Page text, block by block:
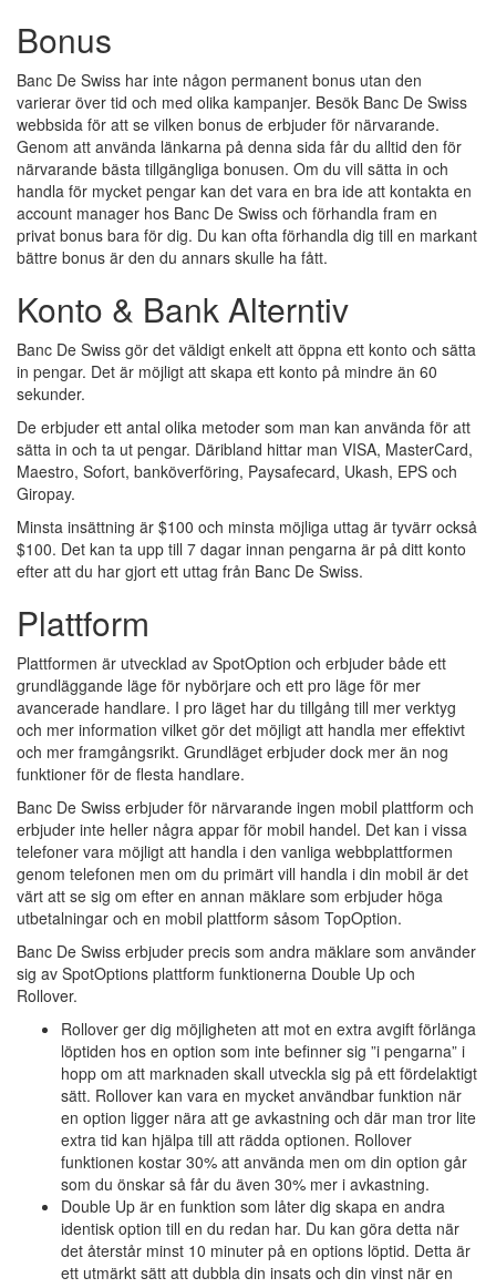
Bonus
Banc De Swiss har inte någon permanent bonus utan den
varierar över tid och med olika kampanjer. Besök Banc De Swiss
webbsida för att se vilken bonus de erbjuder för närvarande.
Genom att använda länkarna på denna sida får du alltid den för
närvarande bästa tillgängliga bonusen. Om du vill sätta in och
handla för mycket pengar kan det vara en bra ide att kontakta en
account manager hos Banc De Swiss och förhandla fram en
privat bonus bara för dig. Du kan ofta förhandla dig till en markant
bättre bonus är den du annars skulle ha fått.
Konto & Bank Alterntiv
Banc De Swiss gör det väldigt enkelt att öppna ett konto och sätta
in pengar. Det är möjligt att skapa ett konto på mindre än 60
sekunder.
De erbjuder ett antal olika metoder som man kan använda för att
sätta in och ta ut pengar. Däribland hittar man VISA, MasterCard,
Maestro, Sofort, banköverföring, Paysafecard, Ukash, EPS och
Giropay.
Minsta insättning är $100 och minsta möjliga uttag är tyvärr också
$100. Det kan ta upp till 7 dagar innan pengarna är på ditt konto
efter att du har gjort ett uttag från Banc De Swiss.
Plattform
Plattformen är utvecklad av SpotOption och erbjuder både ett
grundläggande läge för nybörjare och ett pro läge för mer
avancerade handlare. I pro läget har du tillgång till mer verktyg
och mer information vilket gör det möjligt att handla mer effektivt
och mer framgångsrikt. Grundläget erbjuder dock mer än nog
funktioner för de flesta handlare.
Banc De Swiss erbjuder för närvarande ingen mobil plattform och
erbjuder inte heller några appar för mobil handel. Det kan i vissa
telefoner vara möjligt att handla i den vanliga webbplattformen
genom telefonen men om du primärt vill handla i din mobil är det
värt att se sig om efter en annan mäklare som erbjuder höga
utbetalningar och en mobil plattform såsom TopOption.
Banc De Swiss erbjuder precis som andra mäklare som använder
sig av SpotOptions plattform funktionerna Double Up och
Rollover.
Rollover ger dig möjligheten att mot en extra avgift förlänga
löptiden hos en option som inte befinner sig ”i pengarna” i
hopp om att marknaden skall utveckla sig på ett fördelaktigt
sätt. Rollover kan vara en mycket användbar funktion när
en option ligger nära att ge avkastning och där man tror lite
extra tid kan hjälpa till att rädda optionen. Rollover
funktionen kostar 30% att använda men om din option går
som du önskar så får du även 30% mer i avkastning.
Double Up är en funktion som låter dig skapa en andra
identisk option till en du redan har. Du kan göra detta när
det återstår minst 10 minuter på en options löptid. Detta är
ett utmärkt sätt att dubbla din insats och din vinst när en